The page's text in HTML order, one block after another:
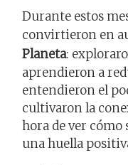
Durante estos
convirtieron en
Planeta:
aprendieron a
entendieron el
cultivaron la
hora de ver cómo
una huella